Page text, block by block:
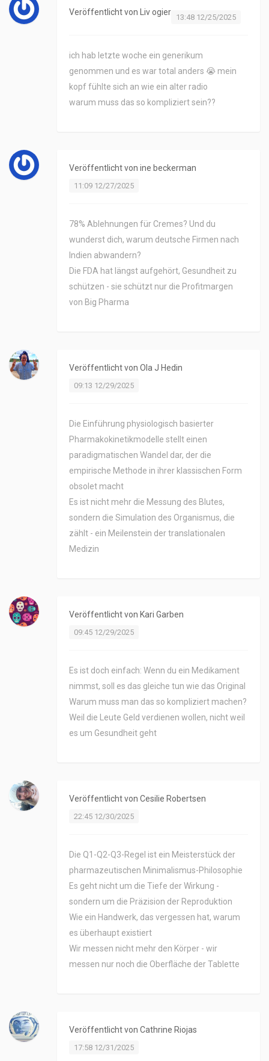
Veröffentlicht von Liv ogier
13:48 12/25/2025
ich hab letzte woche ein generikum
genommen und es war total anders 😭 mein
kopf fühlte sich an wie ein alter radio
warum muss das so kompliziert sein??
Veröffentlicht von ine beckerman
11:09 12/27/2025
78% Ablehnungen für Cremes? Und du
wunderst dich, warum deutsche Firmen nach
Indien abwandern?
Die FDA hat längst aufgehört, Gesundheit zu
schützen - sie schützt nur die Profitmargen
von Big Pharma
Veröffentlicht von Ola J Hedin
09:13 12/29/2025
Die Einführung physiologisch basierter
Pharmakokinetikmodelle stellt einen
paradigmatischen Wandel dar, der die
empirische Methode in ihrer klassischen Form
obsolet macht
Es ist nicht mehr die Messung des Blutes,
sondern die Simulation des Organismus, die
zählt - ein Meilenstein der translationalen
Medizin
Veröffentlicht von Kari Garben
09:45 12/29/2025
Es ist doch einfach: Wenn du ein Medikament
nimmst, soll es das gleiche tun wie das Original
Warum muss man das so kompliziert machen?
Weil die Leute Geld verdienen wollen, nicht weil
es um Gesundheit geht
Veröffentlicht von Cesilie Robertsen
22:45 12/30/2025
Die Q1-Q2-Q3-Regel ist ein Meisterstück der
pharmazeutischen Minimalismus-Philosophie
Es geht nicht um die Tiefe der Wirkung -
sondern um die Präzision der Reproduktion
Wie ein Handwerk, das vergessen hat, warum
es überhaupt existiert
Wir messen nicht mehr den Körper - wir
messen nur noch die Oberfläche der Tablette
Veröffentlicht von Cathrine Riojas
17:58 12/31/2025